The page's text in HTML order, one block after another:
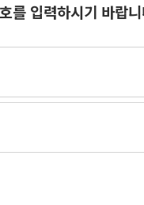
를 입력하시기 바랍